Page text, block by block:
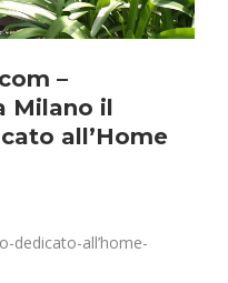
–
Milano il
all’Home
dedicato-all’home-